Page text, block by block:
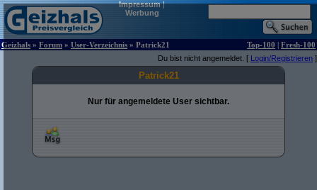
Impressum|
Werbung
Geizhals » Forum » User-Verzeichnis » Patrick21 Top-100 | Fresh-100
Du bist nicht angemeldet. [ Login/Registrieren ]
Patrick21
Nur für angemeldete User sichtbar.